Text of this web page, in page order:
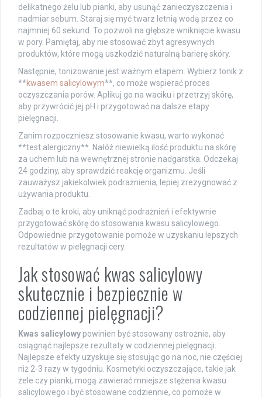
delikatnego żelu lub pianki, aby usunąć zanieczyszczenia i
nadmiar sebum. Staraj się myć twarz letnią wodą przez co
najmniej 60 sekund. To pozwoli na głębsze wniknięcie kwasu
w pory. Pamiętaj, aby nie stosować zbyt agresywnych
produktów, które mogą uszkodzić naturalną barierę skóry.
Następnie, tonizowanie jest ważnym etapem. Wybierz tonik z
**kwasem salicylowym**, co może wspierać proces
oczyszczania porów. Aplikuj go na waciku i przetrzyj skórę,
aby przywrócić jej pH i przygotować na dalsze etapy
pielęgnacji.
Zanim rozpoczniesz stosowanie kwasu, warto wykonać
**test alergiczny**. Nałóż niewielką ilość produktu na skórę
za uchem lub na wewnętrznej stronie nadgarstka. Odczekaj
24 godziny, aby sprawdzić reakcję organizmu. Jeśli
zauważysz jakiekolwiek podrażnienia, lepiej zrezygnować z
używania produktu.
Zadbaj o te kroki, aby uniknąć podrażnień i efektywnie
przygotować skórę do stosowania kwasu salicylowego.
Odpowiednie przygotowanie pomoże w uzyskaniu lepszych
rezultatów w pielęgnacji cery.
Jak stosować kwas salicylowy
skutecznie i bezpiecznie w
codziennej pielęgnacji?
Kwas salicylowy powinien być stosowany ostrożnie, aby
osiągnąć najlepsze rezultaty w codziennej pielęgnacji.
Najlepsze efekty uzyskuje się stosując go na noc, nie częściej
niż 2-3 razy w tygodniu. Kosmetyki oczyszczające, takie jak
żele czy pianki, mogą zawierać mniejsze stężenia kwasu
salicylowego i być stosowane codziennie, co pomoże w